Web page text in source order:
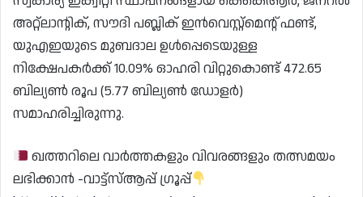
അറ്റ്‌ലാന്റിക്, സൗദി പബ്ലിക് ഇൻവെസ്റ്റ്‌മെന്റ് ഫണ്ട്,
യുഎഇയുടെ മുബദാല ഉൾപ്പെടെയുള്ള
നിക്ഷേപകർക്ക് 10.09% ഓഹരി വിറ്റുകൊണ്ട് 472.65
ബില്യൺ രൂപ (5.77 ബില്യൺ ഡോളർ)
സമാഹരിച്ചിരുന്നു.
ഖത്തറിലെ വാർത്തകളും വിവരങ്ങളും തത്സമയം
ലഭിക്കാൻ -വാട്ട്സ്ആപ്പ് ഗ്രൂപ്പ്